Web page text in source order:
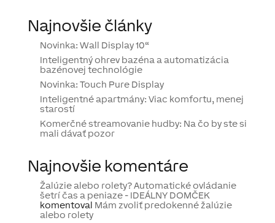
Najnovšie články
Novinka: Wall Display 10“
Inteligentný ohrev bazéna a automatizácia
bazénovej technológie
Novinka: Touch Pure Display
Inteligentné apartmány: Viac komfortu, menej
starostí
Komerčné streamovanie hudby: Na čo by ste si
mali dávať pozor
Najnovšie komentáre
Žalúzie alebo rolety? Automatické ovládanie
šetrí čas a peniaze - IDEÁLNY DOMČEK
komentoval Mám zvoliť predokenné žalúzie
alebo rolety